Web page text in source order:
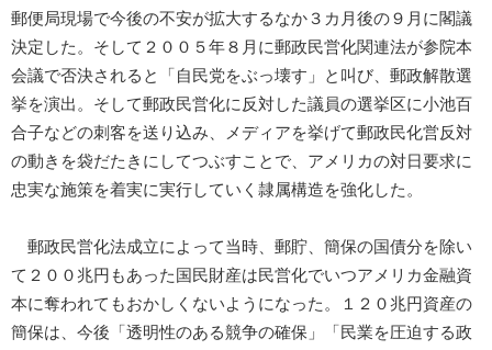
郵便局現場で今後の不安が拡大するなか３カ月後の９月に閣議
決定した。そして２００５年８月に郵政民営化関連法が参院本
会議で否決されると「自民党をぶっ壊す」と叫び、郵政解散選
挙を演出。そして郵政民営化に反対した議員の選挙区に小池百
合子などの刺客を送り込み、メディアを挙げて郵政民化営反対
の動きを袋だたきにしてつぶすことで、アメリカの対日要求に
忠実な施策を着実に実行していく隷属構造を強化した。
郵政民営化法成立によって当時、郵貯、簡保の国債分を除い
て２００兆円もあった国民財産は民営化でいつアメリカ金融資
本に奪われてもおかしくないようになった。１２０兆円資産の
簡保は、今後「透明性のある競争の確保」「民業を圧迫する政